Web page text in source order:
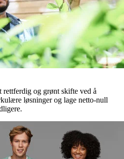
rettferdig og grønt skifte ved å
løsninger og lage netto-null